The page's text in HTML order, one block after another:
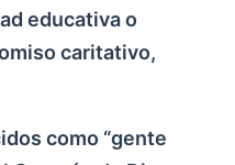
educativa o
caritativo,
como “gente